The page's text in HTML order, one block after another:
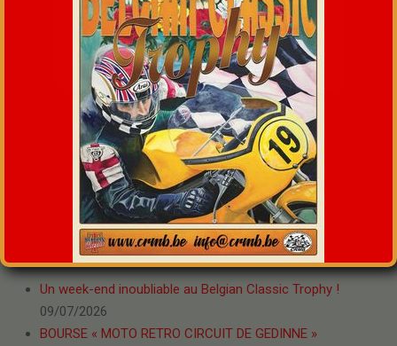
RECHERCHE
ARCHIVES INFOS
Un week-end inoubliable au Belgian Classic Trophy !
09/07/2026
BOURSE « MOTO RETRO CIRCUIT DE GEDINNE »